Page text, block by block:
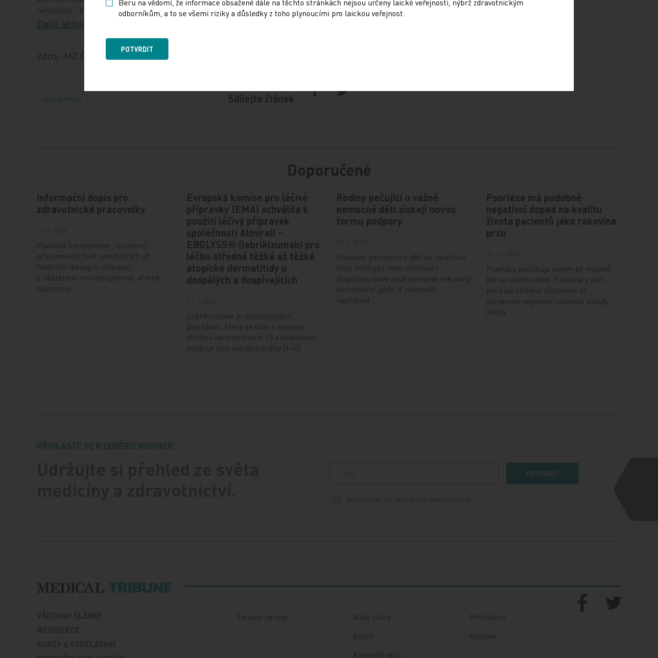
nejlepších“. Vzdát se funkce ředitele IKEM se rozhodl k 31. 12. 2018.
Další aktuální zprávy čtěte ZDE.
Zdroj: MZ ČR + IKEM
TISKOVÉ ZPRÁVY Sdílejte článek
Doporučené
Informační dopis pro
zdravotnické pracovníky
Paxlovid (nirmatrelvir; ritonavir):
připomenutí život ohrožujících až
fatálních lékových interakcí
s některými imunosupresivy, včetně
takrolimu
Evropská komise pro léčivé
přípravky (EMA) schválila k
použití léčivý přípravek
společnosti Almirall –
EBGLYSS® (lebrikizumab) pro
léčbu středně těžké až těžké
atopické dermatitidy u
dospělých a dospívajících
Lebrikizumab je monoklonální
protilátka, která se váže s vysokou
afinitou na interleukin 13 a selektivně
inhibuje jeho signální dráhu [1–4].
Rodiny pečující o vážně
nemocné děti získají novou
formu podpory
Rodinám pečujícím o děti se závažnou
život limitující nebo ohrožující
diagnózou bude nově pomáhat takzvaný
koordinátor péče. V zahraničí,
například…
Psoriáza má podobně
negativní dopad na kvalitu
života pacientů jako rakovina
prsu
Psoriáza postihuje kolem 60 milionů
lidí na celém světě. Polovina z nich
pociťuje středně významné až
významné negativní ovlivnění kvality
života…
PŘIHLASTE SE K ODBĚRU NOVINEK.
POTVRDIT
Tiskové zprávy
Naše tituly
Autoři
Kalendář akcí
Přihlášení
Kontakt
Beru na vědomí, že informace obsažené dále na těchto stránkách nejsou určeny laické veřejnosti, nýbrž zdravotnickým
odborníkům, a to se všemi riziky a důsledky z toho plynoucími pro laickou veřejnost.
POTVRDIT